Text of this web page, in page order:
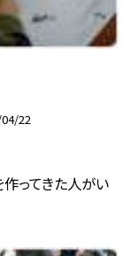
22
ってきた人がい